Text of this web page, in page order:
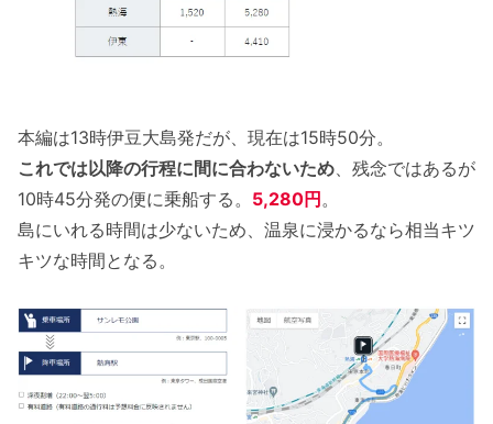
本編は13時伊豆大島発だが、現在は15時50分。
これでは以降の行程に間に合わないため 、残念ではあるが
10時45分発の便に乗船する。 5,280円。
島にいれる時間は少ないため、温泉に浸かるなら相当キツ
キツな時間となる。